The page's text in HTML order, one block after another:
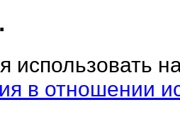
использовать
в отношении